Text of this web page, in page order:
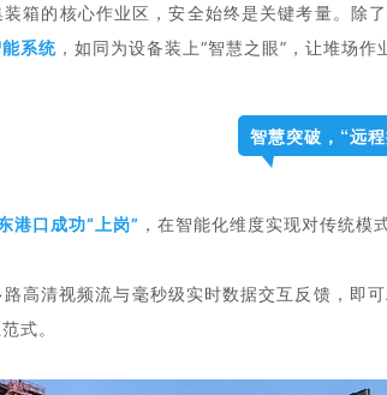
箱的核心作业区，安全始终是关键考量。 除了
系统 ，如同为设备装上“智慧之眼”，让堆场作
智慧突破，“远
港口成功“上岗” ，在智能化维度实现对传统模
高清视频流与毫秒级实时数据交互反馈，即
式。